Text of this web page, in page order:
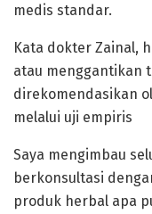
medis standar.
Kata dokter Zainal,
atau menggantikan
direkomendasikan
melalui uji empiris
Saya mengimbau
berkonsultasi
produk herbal apa